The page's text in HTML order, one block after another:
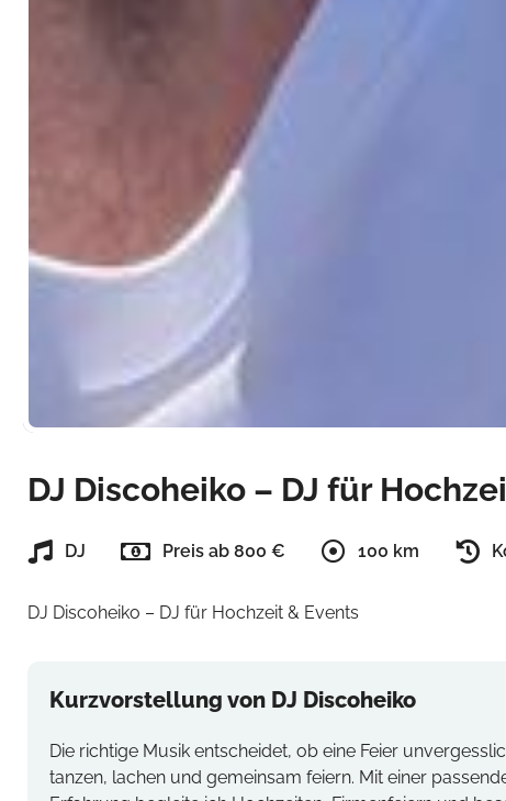
DJ Discoheiko – DJ für
DJ Preis ab 800 € 100 km
DJ Discoheiko – DJ für Hochzeit & Events
Kurzvorstellung von DJ Discoheiko
Die richtige Musik entscheidet, ob eine Feier
tanzen, lachen und gemeinsam feiern. Mit einer